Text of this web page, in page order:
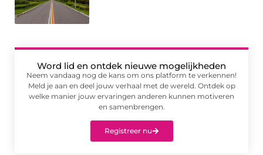
Word lid en ontdek nieuwe mogelijkheden
Neem vandaag nog de kans om ons platform te verkennen!
Meld je aan en deel jouw verhaal met de wereld. Ontdek op
welke manier jouw ervaringen anderen kunnen motiveren
en samenbrengen.
Registreer nu